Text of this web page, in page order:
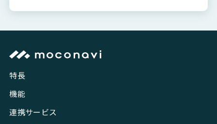
特長
機能
連携サービス